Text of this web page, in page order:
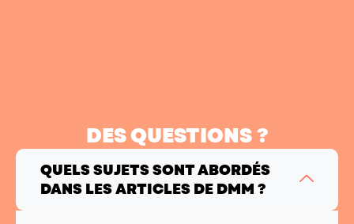
DES QUESTIONS ?
QUELS SUJETS SONT ABORDÉS
DANS LES ARTICLES DE DMM ?